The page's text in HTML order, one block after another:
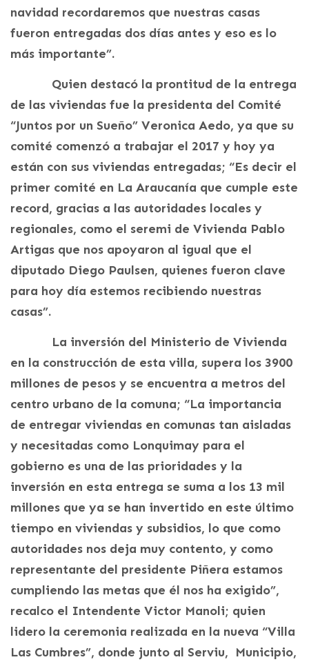
navidad recordaremos que nuestras casas
fueron entregadas dos días antes y eso es lo
más importante”.
Quien destacó la prontitud de la entrega
de las viviendas fue la presidenta del Comité
“Juntos por un Sueño” Veronica Aedo, ya que su
comité comenzó a trabajar el 2017 y hoy ya
están con sus viviendas entregadas; “Es decir el
primer comité en La Araucanía que cumple este
record, gracias a las autoridades locales y
regionales, como el seremi de Vivienda Pablo
Artigas que nos apoyaron al igual que el
diputado Diego Paulsen, quienes fueron clave
para hoy día estemos recibiendo nuestras
casas”.
La inversión del Ministerio de Vivienda
en la construcción de esta villa, supera los 3900
millones de pesos y se encuentra a metros del
centro urbano de la comuna; “La importancia
de entregar viviendas en comunas tan aisladas
y necesitadas como Lonquimay para el
gobierno es una de las prioridades y la
inversión en esta entrega se suma a los 13 mil
millones que ya se han invertido en este último
tiempo en viviendas y subsidios, lo que como
autoridades nos deja muy contento, y como
representante del presidente Piñera estamos
cumpliendo las metas que él nos ha exigido”,
recalco el Intendente Victor Manoli; quien
lidero la ceremonia realizada en la nueva “Villa
Las Cumbres”, donde junto al Serviu, Municipio,